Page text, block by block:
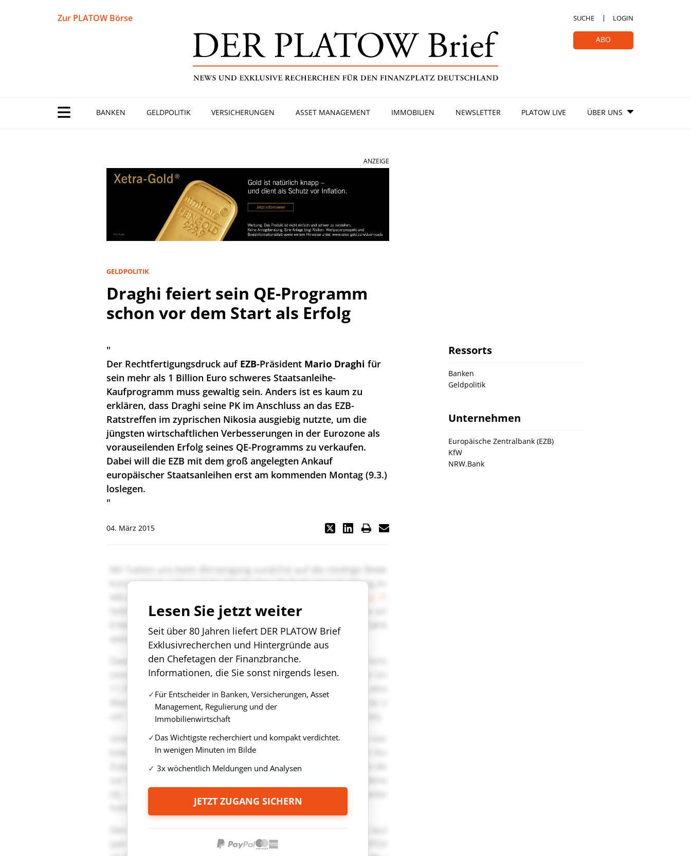
Zur PLATOW Börse SUCHE LOGIN
ABO
BANKEN GELDPOLITIK VERSICHERUNGEN ASSET MANAGEMENT IMMOBILIEN NEWSLETTER PLATOW LIVE ÜBER UNS
ANZEIGE
GELDPOLITIK
Draghi feiert sein QE-Programm
schon vor dem Start als Erfolg
"
Der Rechtfertigungsdruck auf EZB-Präsident Mario Draghi für
sein mehr als 1 Billion Euro schweres Staatsanleihe-
Kaufprogramm muss gewaltig sein. Anders ist es kaum zu
erklären, dass Draghi seine PK im Anschluss an das EZB-
Ratstreffen im zyprischen Nikosia ausgiebig nutzte, um die
jüngsten wirtschaftlichen Verbesserungen in der Eurozone als
vorauseilenden Erfolg seines QE-Programms zu verkaufen.
Dabei will die EZB mit dem groß angelegten Ankauf
europäischer Staatsanleihen erst am kommenden Montag (9.3.)
loslegen.
"
04. März 2015
Lesen Sie jetzt weiter
Seit über 80 Jahren liefert DER PLATOW Brief
Exklusivrecherchen und Hintergründe aus
den Chefetagen der Finanzbranche.
Informationen, die Sie sonst nirgends lesen.
Für Entscheider in Banken, Versicherungen, Asset
Management, Regulierung und der
Immobilienwirtschaft
Das Wichtigste recherchiert und kompakt verdichtet.
In wenigen Minuten im Bilde
3x wöchentlich Meldungen und Analysen
JETZT ZUGANG SICHERN
Ressorts
Banken
Geldpolitik
Unternehmen
Europäische Zentralbank (EZB)
KfW
NRW.Bank